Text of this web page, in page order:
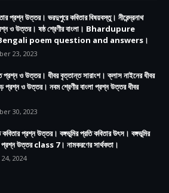
প্রশ্ন উত্তর। ভরদুপুরে কবিতার বিষয়বস্তু। নীরেন্দ্রনাথ
ও উত্তর। ষষ্ঠ শ্রেণীর বাংলা। Bhardupure
poem question and answers।
23, 2023
প্রশ্ন ও উত্তর। ধীবর বৃত্তান্ত সারাংশ। ক্লাস নাইনের ধীবর
ও উত্তর। নবম শ্রেণীর বাংলা প্রশ্ন উত্তর ধীবর
30, 2023
কবিতার প্রশ্ন উত্তর। বঙ্গভূমির প্রতি কবিতার উৎস। বঙ্গভূমির
প্রশ্ন উত্তর class 7। নামকরণের সার্থকতা।
2024